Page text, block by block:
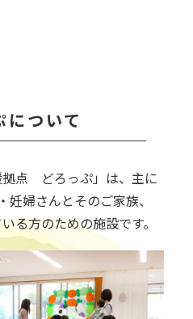
について
拠点 どろっぷ」は、主に
婦さんとそのご家族、
る方のための施設です。